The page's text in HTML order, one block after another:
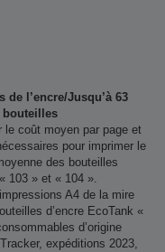
l’encre/Jusqu’à 63
bouteilles
le coût moyen par page et
pour imprimer le
des bouteilles
103 » et « 104 ».
A4 de la mire
d’encre EcoTank «
d’origine
expéditions 2023,